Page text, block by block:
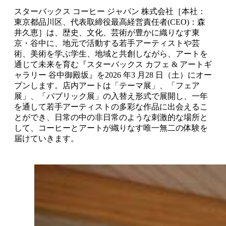
スターバックス コーヒー ジャパン 株式会社［本社：
東京都品川区、代表取締役最高経営責任者(CEO)：森
井久恵］は、歴史、文化、芸術が豊かに織りなす東
京・谷中に、地元で活動する若手アーティストや芸
術、美術を学ぶ学生、地域と共創しながら、アートを
通じて未来を育む『スターバックス カフェ & アートギ
ャラリー 谷中御殿坂』を2026 年3 月28 日（土）にオー
プンします。店内アートは「テーマ展」、「フェア
展」、「パブリック展」の入替え形式で展開し、一年
を通して若手アーティストの多彩な作品に出会えるこ
とができ、日常の中の非日常のような刺激的な場所と
して、コーヒーとアートが織りなす唯一無二の体験を
届けていきます。